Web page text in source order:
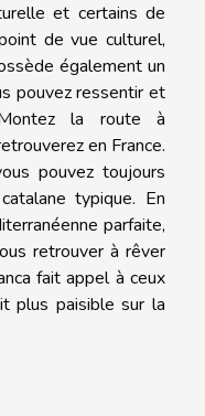
et certains de
de vue culturel,
également un
pouvez ressentir et
la route à
en France.
pouvez toujours
typique. En
parfaite,
retrouver à rêver
fait appel à ceux
plus paisible sur la